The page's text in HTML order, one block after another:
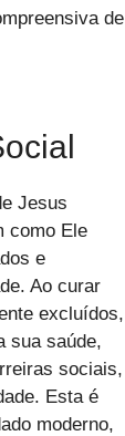
de
Jesus
como Ele
e
Ao curar
excluídos,
sua saúde,
sociais,
Esta é
moderno,